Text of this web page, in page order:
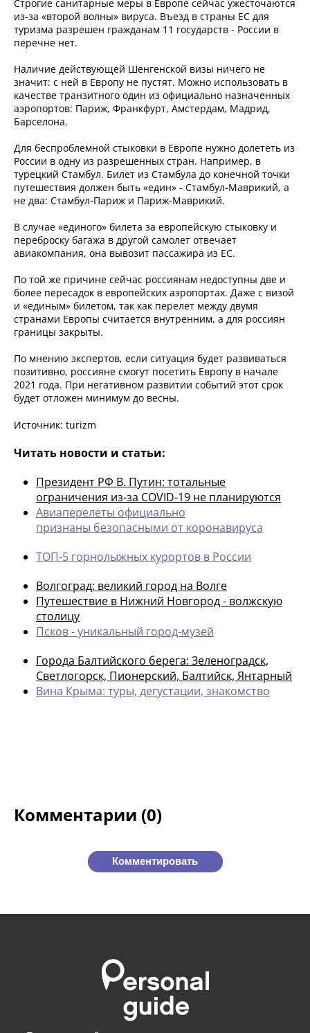
Строгие санитарные меры в Европе сейчас ужесточаются
из-за «второй волны» вируса. Въезд в страны ЕС для
туризма разрешен гражданам 11 государств - России в
перечне нет.
Наличие действующей Шенгенской визы ничего не
значит: с ней в Европу не пустят. Можно использовать в
качестве транзитного один из официально назначенных
аэропортов: Париж, Франкфурт, Амстердам, Мадрид,
Барселона.
Для беспроблемной стыковки в Европе нужно долететь из
России в одну из разрешенных стран. Например, в
турецкий Стамбул. Билет из Стамбула до конечной точки
путешествия должен быть «един» - Стамбул-Маврикий, а
не два: Стамбул-Париж и Париж-Маврикий.
В случае «единого» билета за европейскую стыковку и
переброску багажа в другой самолет отвечает
авиакомпания, она вывозит пассажира из ЕС.
По той же причине сейчас россиянам недоступны две и
более пересадок в европейских аэропортах. Даже с визой
и «единым» билетом, так как перелет между двумя
странами Европы считается внутренним, а для россиян
границы закрыты.
По мнению экспертов, если ситуация будет развиваться
позитивно, россияне смогут посетить Европу в начале
2021 года. При негативном развитии событий этот срок
будет отложен минимум до весны.
Источник: turizm
Читать новости и статьи:
Президент РФ В. Путин: тотальные
ограничения из-за COVID-19 не планируются
Авиаперелеты официально
признаны безопасными от коронавируса
ТОП-5 горнолыжных курортов в России
Волгоград: великий город на Волге
Путешествие в Нижний Новгород - волжскую
столицу
Псков - уникальный город-музей
Города Балтийского берега: Зеленоградск,
Светлогорск, Пионерский, Балтийск, Янтарный
Вина Крыма: туры, дегустации, знакомство
Комментарии (0)
Комментировать